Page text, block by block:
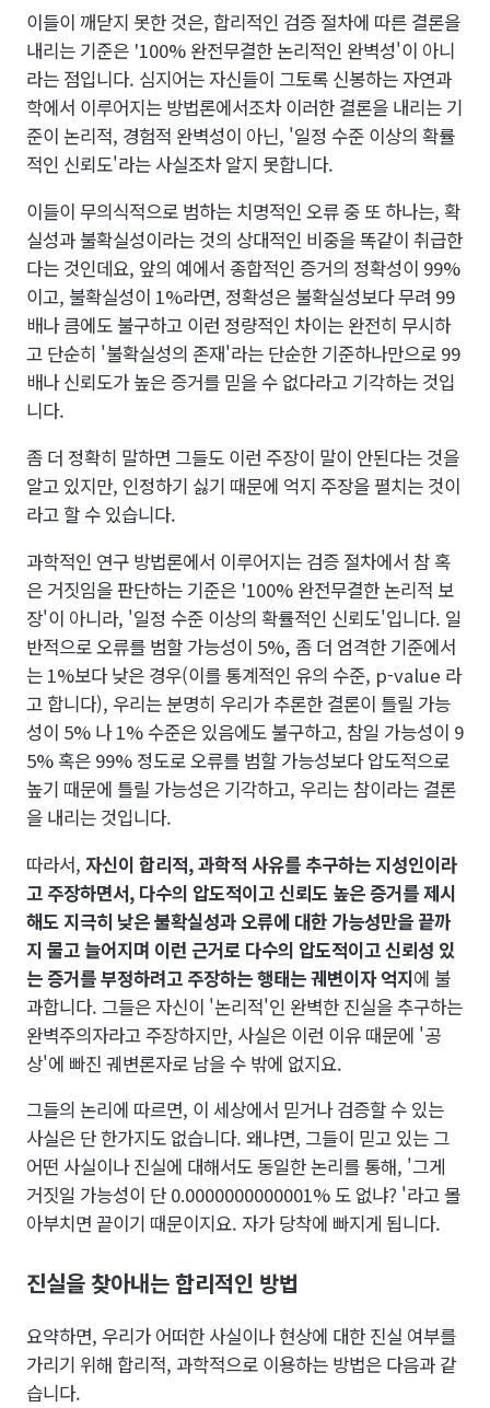
이들이 깨닫지 못한 것은, 합리적인 검증 절차에 따른 결론을
내리는 기준은 '100% 완전무결한 논리적인 완벽성'이 아니
라는 점입니다. 심지어는 자신들이 그토록 신봉하는 자연과
학에서 이루어지는 방법론에서조차 이러한 결론을 내리는 기
준이 논리적, 경험적 완벽성이 아닌, '일정 수준 이상의 확률
적인 신뢰도'라는 사실조차 알지 못합니다.
이들이 무의식적으로 범하는 치명적인 오류 중 또 하나는, 확
실성과 불확실성이라는 것의 상대적인 비중을 똑같이 취급한
다는 것인데요, 앞의 예에서 종합적인 증거의 정확성이 99%
이고, 불확실성이 1%라면, 정확성은 불확실성보다 무려 99
배나 큼에도 불구하고 이런 정량적인 차이는 완전히 무시하
고 단순히 '불확실성의 존재'라는 단순한 기준하나만으로 99
배나 신뢰도가 높은 증거를 믿을 수 없다라고 기각하는 것입
니다.
좀 더 정확히 말하면 그들도 이런 주장이 말이 안된다는 것을
알고 있지만, 인정하기 싫기 때문에 억지 주장을 펼치는 것이
라고 할 수 있습니다.
과학적인 연구 방법론에서 이루어지는 검증 절차에서 참 혹
은 거짓임을 판단하는 기준은 '100% 완전무결한 논리적 보
장'이 아니라, '일정 수준 이상의 확률적인 신뢰도'입니다. 일
반적으로 오류를 범할 가능성이 5%, 좀 더 엄격한 기준에서
는 1%보다 낮은 경우(이를 통계적인 유의 수준, p-value 라
고 합니다), 우리는 분명히 우리가 추론한 결론이 틀릴 가능
성이 5% 나 1% 수준은 있음에도 불구하고, 참일 가능성이 9
5% 혹은 99% 정도로 오류를 범할 가능성보다 압도적으로
높기 때문에 틀릴 가능성은 기각하고, 우리는 참이라는 결론
을 내리는 것입니다.
따라서, 자신이 합리적, 과학적 사유를 추구하는 지성인이라
고 주장하면서, 다수의 압도적이고 신뢰도 높은 증거를 제시
해도 지극히 낮은 불확실성과 오류에 대한 가능성만을 끝까
지 물고 늘어지며 이런 근거로 다수의 압도적이고 신뢰성 있
는 증거를 부정하려고 주장하는 행태는 궤변이자 억지에 불
과합니다. 그들은 자신이 '논리적'인 완벽한 진실을 추구하는
완벽주의자라고 주장하지만, 사실은 이런 이유 때문에 '공
상'에 빠진 궤변론자로 남을 수 밖에 없지요.
그들의 논리에 따르면, 이 세상에서 믿거나 검증할 수 있는
사실은 단 한가지도 없습니다. 왜냐면, 그들이 믿고 있는 그
어떤 사실이나 진실에 대해서도 동일한 논리를 통해, '그게
거짓일 가능성이 단 0.0000000000001% 도 없냐? '라고 몰
아부치면 끝이기 때문이지요. 자가 당착에 빠지게 됩니다.
진실을 찾아내는 합리적인 방법
요약하면, 우리가 어떠한 사실이나 현상에 대한 진실 여부를
가리기 위해 합리적, 과학적으로 이용하는 방법은 다음과 같
습니다.